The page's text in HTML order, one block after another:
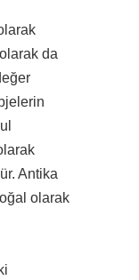
da
Antika
olarak